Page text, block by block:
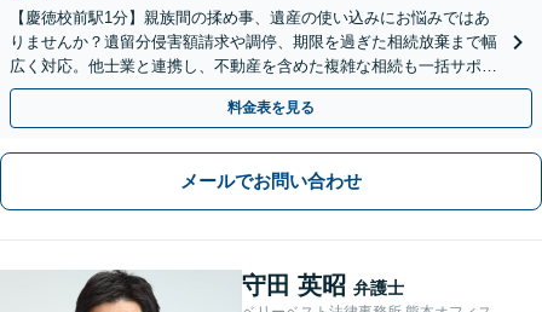
【慶徳校前駅1分】親族間の揉め事、遺産の使い込みにお悩みではあ
りませんか？遺留分侵害額請求や調停、期限を過ぎた相続放棄まで幅
広く対応。他士業と連携し、不動産を含めた複雑な相続も一括サポー
トします。【WEB相談可能】【夜間面談可】
料金表を見る
メールでお問い合わせ
守田 英昭 弁護士